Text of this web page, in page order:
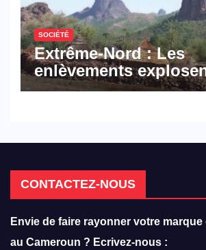
SOCIÉTÉ
Extrême-Nord : Les
enlèvements
308 victimes en trois
CONTACTEZ-NOUS
Envie de faire rayonner votre
au Cameroun ? Ecrivez-nous :